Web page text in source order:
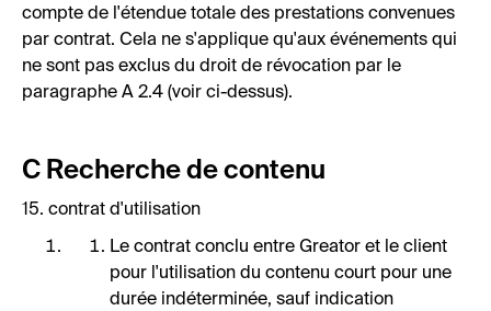
compte de l'étendue totale des prestations convenues
par contrat. Cela ne s'applique qu'aux événements qui
ne sont pas exclus du droit de révocation par le
paragraphe A 2.4 (voir ci-dessus).
C Recherche de contenu
15. contrat d'utilisation
Le contrat conclu entre Greator et le client
pour l'utilisation du contenu court pour une
durée indéterminée, sauf indication